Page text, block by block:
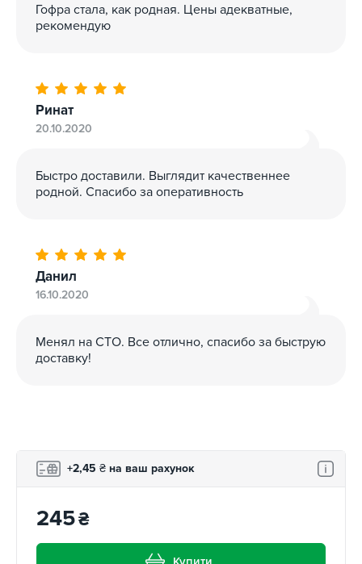
Гофра стала, как родная. Цены адекватные,
рекомендую
Ринат
20.10.2020
Быстро доставили. Выглядит качественнее
родной. Спасибо за оперативность
Данил
16.10.2020
Менял на СТО. Все отлично, спасибо за быструю
доставку!
+2,45 ₴ на ваш рахунок
245₴